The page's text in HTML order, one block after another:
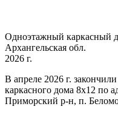
Одноэтажный каркасный
Архангельская обл.
2026 г.
В апреле 2026 г.
каркасного дома 8х12 по
Приморский р-н, п.